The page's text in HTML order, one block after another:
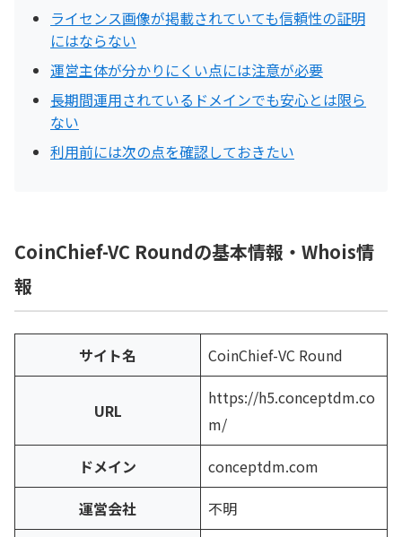
ライセンス画像が掲載されていても信頼性の証明
にはならない
運営主体が分かりにくい点には注意が必要
長期間運用されているドメインでも安心とは限ら
ない
利用前には次の点を確認しておきたい
CoinChief-VC Roundの基本情報・Whois情
報
サイト名 CoinChief-VC Round
URL
https://h5.conceptdm.co
m/
ドメイン
conceptdm.com
運営会社
不明